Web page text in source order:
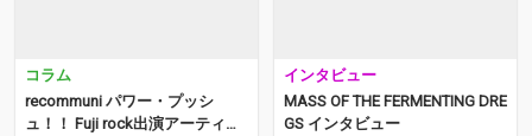
コラム
recommuni パワー・プッシ
ュ！！ Fuji rock出演アーティス
インタビュー
MASS OF THE FERMENTING DRE
GS インタビュー